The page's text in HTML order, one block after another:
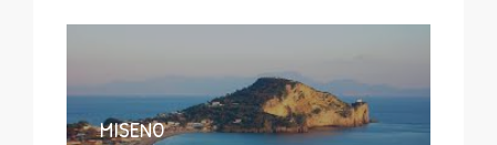
MISENO